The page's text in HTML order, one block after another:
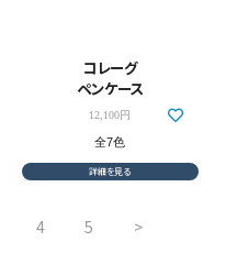
コレーグ
ペンケース
12,100円
全7色
詳細を見る
4 5 >